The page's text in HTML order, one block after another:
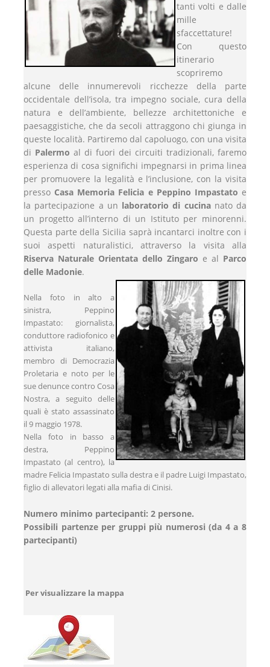
tanti volti e dalle
mille
sfaccettature!
Con questo
itinerario
scopriremo
alcune delle innumerevoli ricchezze della parte
occidentale dell’isola, tra impegno sociale, cura della
natura e dell’ambiente, bellezze architettoniche e
paesaggistiche, che da secoli attraggono chi giunga in
queste località. Partiremo dal capoluogo, con una visita
di Palermo al di fuori dei circuiti tradizionali, faremo
esperienza di cosa significhi impegnarsi in prima linea
per promuovere la legalità e l’inclusione, con la visita
presso Casa Memoria Felicia e Peppino Impastato e
la partecipazione a un laboratorio di cucinanato da
un progetto all’interno di un Istituto per minorenni.
Questa parte della Sicilia saprà incantarci inoltre con i
suoi aspetti naturalistici, attraverso la visita alla
Riserva Naturale Orientata dello Zingaro e al Parco
delle Madonie.
Nella foto in alto a
sinistra, Peppino
Impastato: giornalista,
conduttore radiofonico e
attivista italiano,
membro di Democrazia
Proletaria e noto per le
sue denunce contro Cosa
Nostra, a seguito delle
quali è stato assassinato
il 9 maggio 1978.
Nella foto in basso a
destra, Peppino
Impastato (al centro), la
madre Felicia Impastato sulla destra e il padre Luigi Impastato,
figlio di allevatori legati alla mafia di Cinisi.
Numero minimo partecipanti: 2 persone.
Possibili partenze per gruppi più numerosi (da 4 a 8
partecipanti)
Per visualizzare la mappa